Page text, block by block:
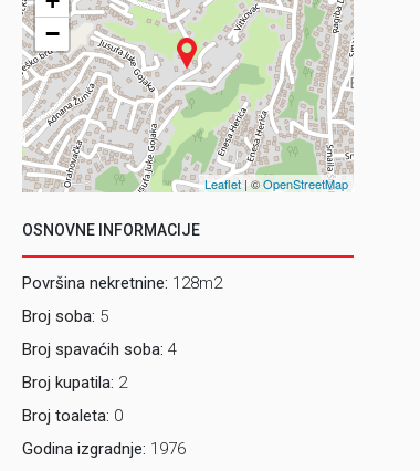
−
Leaflet | ©OpenStreetMap
OSNOVNE INFORMACIJE
Površina nekretnine: 128m2
Broj soba: 5
Broj spavaćih soba: 4
Broj kupatila: 2
Broj toaleta: 0
Godina izgradnje: 1976